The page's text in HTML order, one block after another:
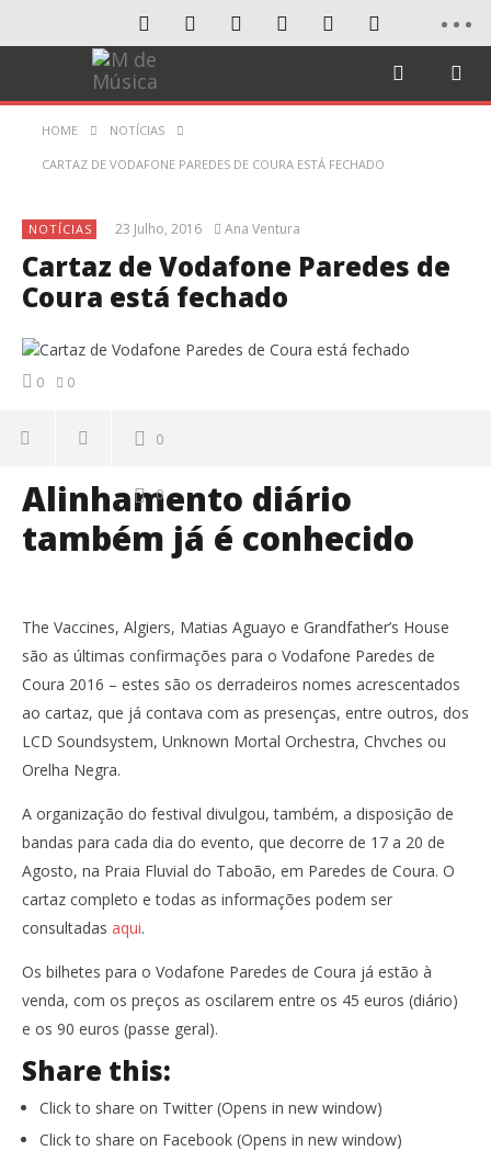
HOME NOTÍCIAS
CARTAZ DE VODAFONE PAREDES DE COURA ESTÁ FECHADO
NOTÍCIAS 23 Julho, 2016 Ana Ventura
Cartaz de Vodafone Paredes de
Coura está fechado
0 0
0
0
Alinhamento diário
também já é conhecido
The Vaccines, Algiers, Matias Aguayo e Grandfather’s House
são as últimas confirmações para o Vodafone Paredes de
Coura 2016 – estes são os derradeiros nomes acrescentados
ao cartaz, que já contava com as presenças, entre outros, dos
LCD Soundsystem, Unknown Mortal Orchestra, Chvches ou
Orelha Negra.
A organização do festival divulgou, também, a disposição de
bandas para cada dia do evento, que decorre de 17 a 20 de
Agosto, na Praia Fluvial do Taboão, em Paredes de Coura. O
cartaz completo e todas as informações podem ser
consultadas aqui.
Os bilhetes para o Vodafone Paredes de Coura já estão à
venda, com os preços as oscilarem entre os 45 euros (diário)
e os 90 euros (passe geral).
Share this:
Click to share on Twitter (Opens in new window)
Click to share on Facebook (Opens in new window)